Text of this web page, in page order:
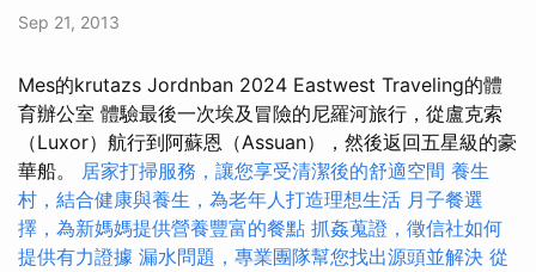
Sep 21, 2013
Mes的krutazs Jordnban 2024 Eastwest Traveling的體
育辦公室 體驗最後一次埃及冒險的尼羅河旅行，從盧克索
（Luxor）航行到阿蘇恩（Assuan），然後返回五星級的豪
華船。 居家打掃服務，讓您享受清潔後的舒適空間 養生
村，結合健康與養生，為老年人打造理想生活 月子餐選
擇，為新媽媽提供營養豐富的餐點 抓姦蒐證，徵信社如何
提供有力證據 漏水問題，專業團隊幫您找出源頭並解決 從